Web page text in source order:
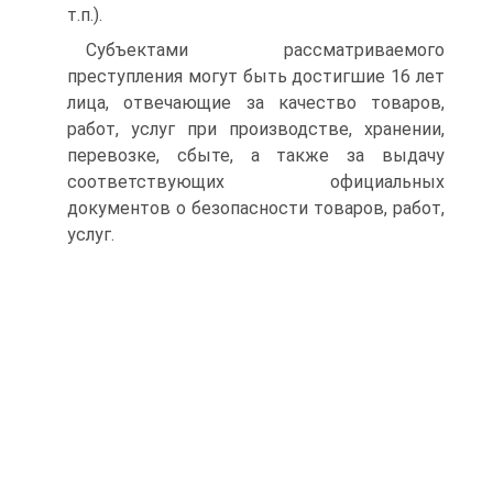
т.п.).
Субъектами рассматриваемого
преступления могут быть достигшие 16 лет
лица, отвечающие за качество товаров,
работ, услуг при производстве, хранении,
перевозке, сбыте, а также за выдачу
соответствующих официальных
документов о безопасности товаров, работ,
услуг.